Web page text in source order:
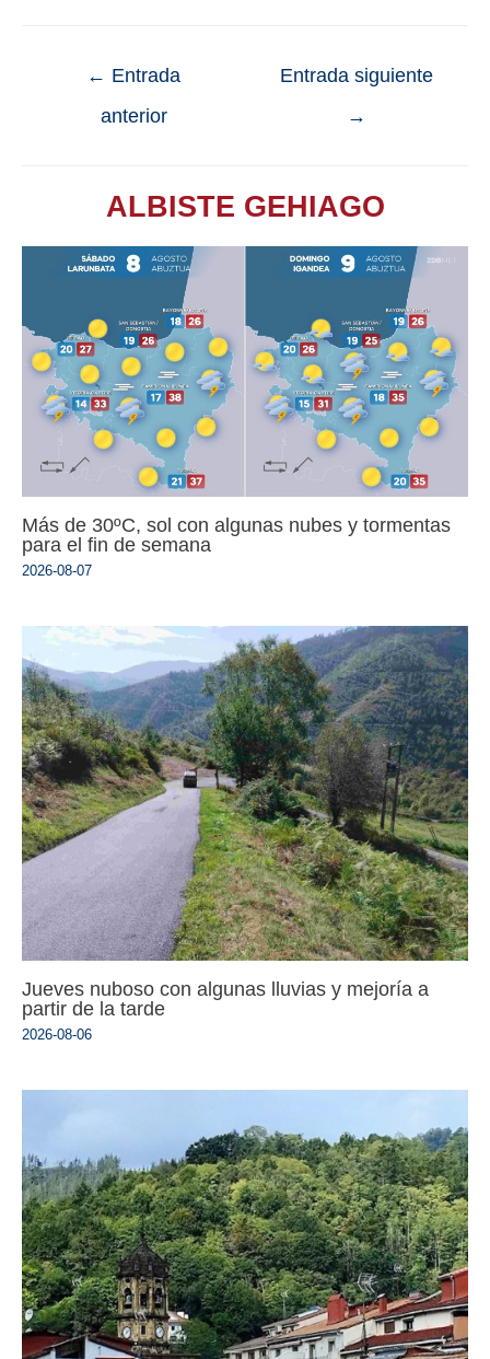
← Entrada
anterior
Entrada siguiente
→
ALBISTE GEHIAGO
Más de 30ºC, sol con algunas nubes y tormentas
para el fin de semana
2026-08-07
Jueves nuboso con algunas lluvias y mejoría a
partir de la tarde
2026-08-06